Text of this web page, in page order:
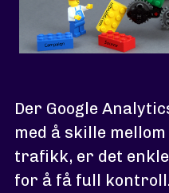
Der Google
med å skille
trafikk, er det
for å få full kontroll.